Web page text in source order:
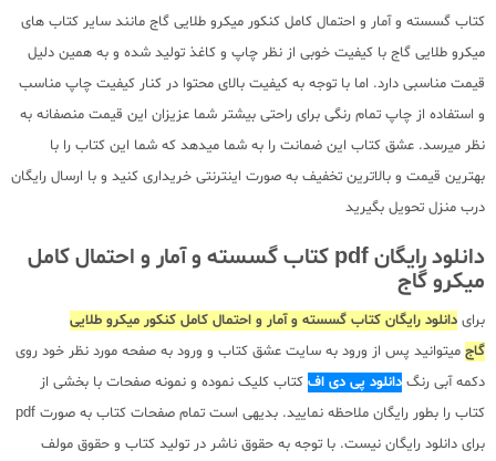
کتاب گسسته و آمار و احتمال کامل کنکور میکرو طلایی گاج مانند سایر کتاب های
میکرو طلایی گاج با کیفیت خوبی از نظر چاپ و کاغذ تولید شده و به همین دلیل
قیمت مناسبی دارد. اما با توجه به کیفیت بالای محتوا در کنار کیفیت چاپ مناسب
و استفاده از چاپ تمام رنگی برای راحتی بیشتر شما عزیزان این قیمت منصفانه به
نظر میرسد. عشق کتاب این ضمانت را به شما میدهد که شما این کتاب را با
بهترین قیمت و بالاترین تخفیف به صورت اینترنتی خریداری کنید و با ارسال رایگان
درب منزل تحویل بگیرید
دانلود رایگان pdf کتاب گسسته و آمار و احتمال کامل
میکرو گاج
برای دانلود رایگان کتاب گسسته و آمار و احتمال کامل کنکور میکرو طلایی
گاج میتوانید پس از ورود به سایت عشق کتاب و ورود به صفحه مورد نظر خود روی
دکمه آبی رنگ دانلود پی دی اف کتاب کلیک نموده و نمونه صفحات با بخشی از
کتاب را بطور رایگان ملاحظه نمایید. بدیهی است تمام صفحات کتاب به صورت pdf
برای دانلود رایگان نیست. با توجه به حقوق ناشر در تولید کتاب و حقوق مولف